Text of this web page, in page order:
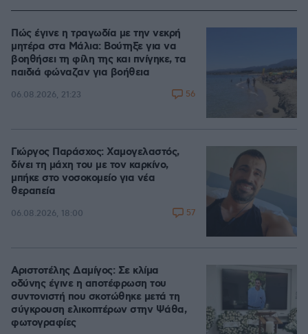
Πώς έγινε η τραγωδία με την νεκρή
μητέρα στα Μάλια: Βούτηξε για να
βοηθήσει τη φίλη της και πνίγηκε, τα
παιδιά φώναζαν για βοήθεια
06.08.2026, 21:23 56
Γιώργος Παράσχος: Χαμογελαστός,
δίνει τη μάχη του με τον καρκίνο,
μπήκε στο νοσοκομείο για νέα
θεραπεία
06.08.2026, 18:00 57
Αριστοτέλης Δαμίγος: Σε κλίμα
οδύνης έγινε η αποτέφρωση του
συντονιστή που σκοτώθηκε μετά τη
σύγκρουση ελικοπτέρων στην Ψάθα,
φωτογραφίες